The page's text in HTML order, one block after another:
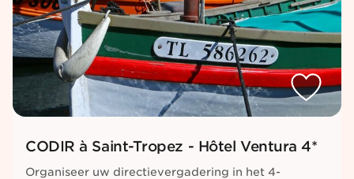
CODIR à Saint-Tropez - Hôtel Ventura 4*
Organiseer uw directievergadering in het 4-